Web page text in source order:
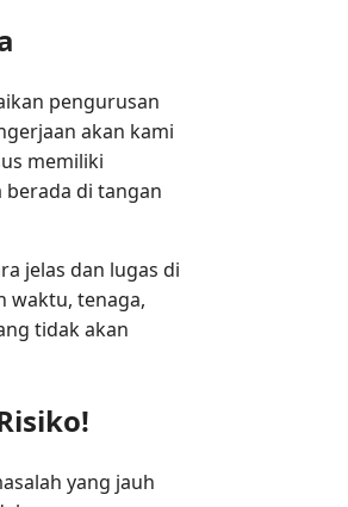
pengurusan
akan kami
memiliki
berada di tangan
jelas dan lugas di
waktu, tenaga,
tidak akan
yang jauh